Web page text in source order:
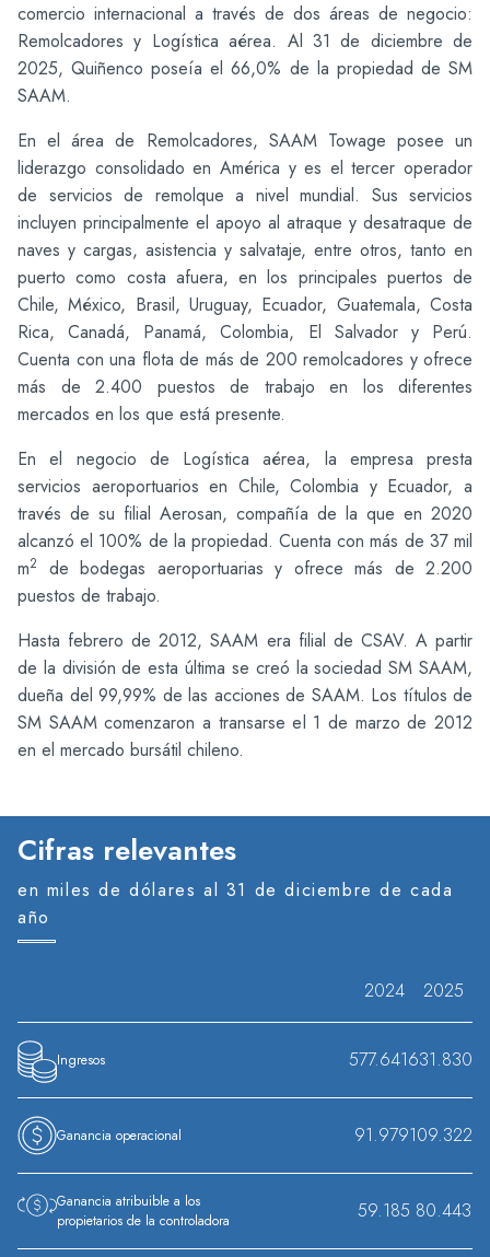
comercio internacional a través de dos áreas de negocio:
Remolcadores y Logística aérea. Al 31 de diciembre de
2025, Quiñenco poseía el 66,0% de la propiedad de SM
SAAM.
En el área de Remolcadores, SAAM Towage posee un
liderazgo consolidado en América y es el tercer operador
de servicios de remolque a nivel mundial. Sus servicios
incluyen principalmente el apoyo al atraque y desatraque de
naves y cargas, asistencia y salvataje, entre otros, tanto en
puerto como costa afuera, en los principales puertos de
Chile, México, Brasil, Uruguay, Ecuador, Guatemala, Costa
Rica, Canadá, Panamá, Colombia, El Salvador y Perú.
Cuenta con una flota de más de 200 remolcadores y ofrece
más de 2.400 puestos de trabajo en los diferentes
mercados en los que está presente.
En el negocio de Logística aérea, la empresa presta
servicios aeroportuarios en Chile, Colombia y Ecuador, a
través de su filial Aerosan, compañía de la que en 2020
alcanzó el 100% de la propiedad. Cuenta con más de 37 mil
m2
de bodegas aeroportuarias y ofrece más de 2.200
puestos de trabajo.
Hasta febrero de 2012, SAAM era filial de CSAV. A partir
de la división de esta última se creó la sociedad SM SAAM,
dueña del 99,99% de las acciones de SAAM. Los títulos de
SM SAAM comenzaron a transarse el 1 de marzo de 2012
en el mercado bursátil chileno.
Cifras relevantes
en miles de dólares al 31 de diciembre de cada
año
2024 2025
Ingresos 577.641631.830
Ganancia operacional 91.979109.322
Ganancia atribuible a los
propietarios de la controladora
59.185 80.443